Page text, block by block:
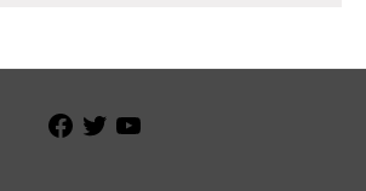
Facebook
Twitter